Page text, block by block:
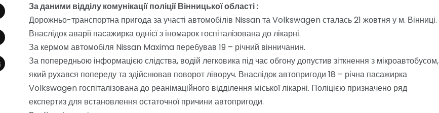
За даними відділу комунікації поліції Вінницької області :
Дорожньо-транспортна пригода за участі автомобілів Nissan та Volkswagen сталась 21 жовтня у м. Вінниці.
Внаслідок аварії пасажирка однієї з іномарок госпіталізована до лікарні.
За кермом автомобіля Nissan Maxima перебував 19 – річний вінничанин.
За попередньою інформацією слідства, водій легковика під час обгону допустив зіткнення з мікроавтобусом,
який рухався попереду та здійснював поворот ліворуч. Внаслідок автопригоди 18 – річна пасажирка
Volkswagen госпіталізована до реанімаційного відділення міської лікарні. Поліцією призначено ряд
експертиз для встановлення остаточної причини автопригоди.